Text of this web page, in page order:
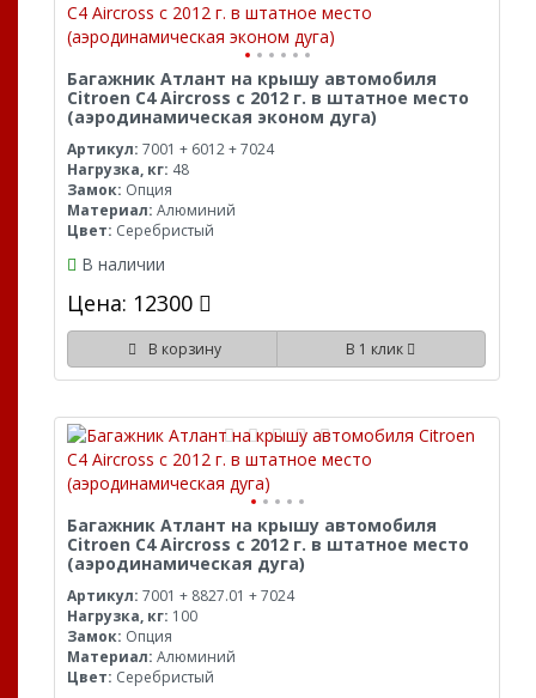
Багажник Атлант на крышу автомобиля
Citroen C4 Aircross с 2012 г. в штатное место
(аэродинамическая эконом дуга)
Артикул: 7001 + 6012 + 7024
Нагрузка, кг: 48
Замок: Опция
Материал: Алюминий
Цвет: Серебристый
В наличии
Цена: 12300
В корзину В 1 клик
Багажник Атлант на крышу автомобиля
Citroen C4 Aircross с 2012 г. в штатное место
(аэродинамическая дуга)
Артикул: 7001 + 8827.01 + 7024
Нагрузка, кг: 100
Замок: Опция
Материал: Алюминий
Цвет: Серебристый